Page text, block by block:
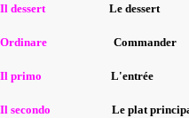
Il dessert Le dessert
Ordinare Commander
Il primo L'entrée
Il secondo Le plat